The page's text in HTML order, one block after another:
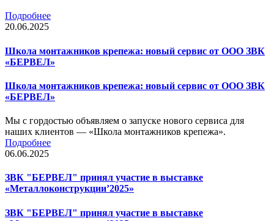
Подробнее
20.06.2025
Школа монтажников крепежа: новый сервис от ООО ЗВК
«БЕРВЕЛ»
Школа монтажников крепежа: новый сервис от ООО ЗВК
«БЕРВЕЛ»
Мы с гордостью объявляем о запуске нового сервиса для
наших клиентов — «Школа монтажников крепежа».
Подробнее
06.06.2025
ЗВК "БЕРВЕЛ" принял участие в выставке
«Металлоконструкции’2025»
ЗВК "БЕРВЕЛ" принял участие в выставке